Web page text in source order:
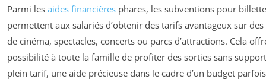
Parmi les aides financières phares, les subventions pour
permettent aux salariés d’obtenir des tarifs avantageux sur
de cinéma, spectacles, concerts ou parcs d’attractions. Cela
possibilité à toute la famille de profiter des sorties sans
plein tarif, une aide précieuse dans le cadre d’un budget parfois